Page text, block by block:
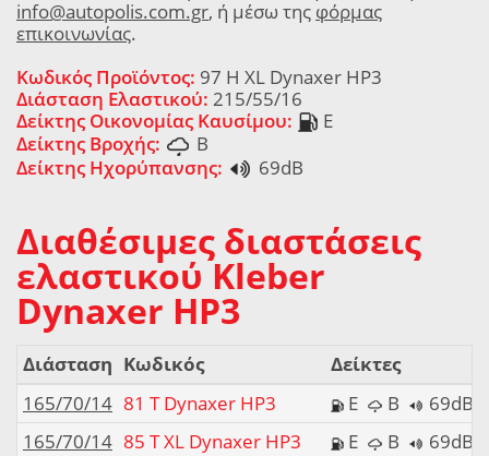
info@autopolis.com.gr, ή μέσω της φόρμας
επικοινωνίας.
Κωδικός Προϊόντος: 97 H XL Dynaxer HP3
Διάσταση Ελαστικού: 215/55/16
Δείκτης Οικονομίας Καυσίμου:
E
Δείκτης Βροχής:
B
Δείκτης Ηχορύπανσης:
69dB
Διαθέσιμες διαστάσεις
ελαστικού Kleber
Dynaxer HP3
Διάσταση Κωδικός
Δείκτες
165/70/14 81 T Dynaxer HP3 E B
69dB
165/70/14 85 T XL Dynaxer HP3 E B
69dB